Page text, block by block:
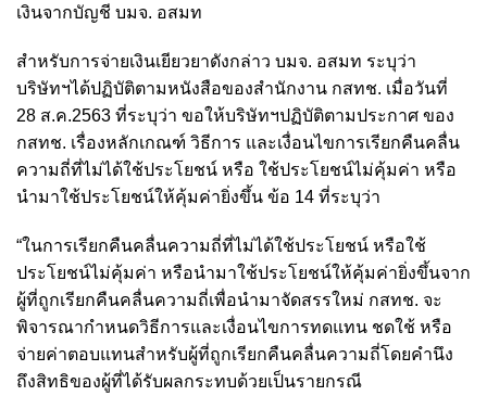
เงินจากบัญชี บมจ. อสมท
สำหรับการจ่ายเงินเยียวยาดังกล่าว บมจ. อสมท ระบุว่า
บริษัทฯได้ปฏิบัติตามหนังสือของสำนักงาน กสทช. เมื่อวันที่
28 ส.ค.2563 ที่ระบุว่า ขอให้บริษัทฯปฏิบัติตามประกาศ ของ
กสทช. เรื่องหลักเกณฑ์ วิธีการ และเงื่อนไขการเรียกคืนคลื่น
ความถี่ที่ไม่ได้ใช้ประโยชน์ หรือ ใช้ประโยชน์ไม่คุ้มค่า หรือ
นำมาใช้ประโยชน์ให้คุ้มค่ายิ่งขึ้น ข้อ 14 ที่ระบุว่า
“ในการเรียกคืนคลื่นความถี่ที่ไม่ได้ใช้ประโยชน์ หรือใช้
ประโยชน์ไม่คุ้มค่า หรือนำมาใช้ประโยชน์ให้คุ้มค่ายิ่งขึ้นจาก
ผู้ที่ถูกเรียกคืนคลื่นความถี่เพื่อนำมาจัดสรรใหม่ กสทช. จะ
พิจารณากำหนดวิธีการและเงื่อนไขการทดแทน ชดใช้ หรือ
จ่ายค่าตอบแทนสำหรับผู้ที่ถูกเรียกคืนคลื่นความถี่โดยคำนึง
ถึงสิทธิของผู้ที่ได้รับผลกระทบด้วยเป็นรายกรณี